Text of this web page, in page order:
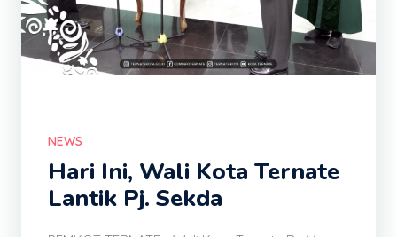
NEWS
Hari Ini, Wali Kota Ternate
Lantik Pj. Sekda